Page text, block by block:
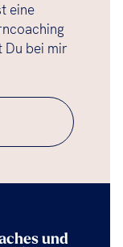
eine
Du bei mir
und